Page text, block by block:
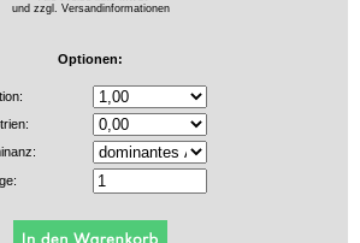
und zzgl. Versandinformationen
Optionen: